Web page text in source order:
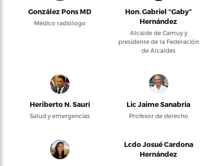
González Pons MD
Médico radiólogo
Hon. Gabriel “Gaby”
Hernández
Alcalde de Camuy y
presidente de la Federación
de Alcaldes
Heriberto N. Saurí
Salud y emergencias
Lic Jaime Sanabria
Profesor de derecho
Lcdo Josué Cardona
Hernández